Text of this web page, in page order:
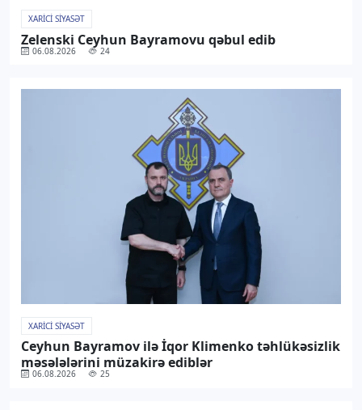
XARICI SIYASƏT
Zelenski Ceyhun Bayramovu qəbul edib
06.08.2026 24
XARICI SIYASƏT
Ceyhun Bayramov ilə İqor Klimenko təhlükəsizlik
məsələlərini müzakirə ediblər
06.08.2026 25